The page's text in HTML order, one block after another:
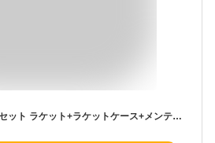
卓球 初心者 新入生 楽々 セット ラケット+ラケットケース+メンテナンス用品+ボール【OZ119】 (黒×ピンク)